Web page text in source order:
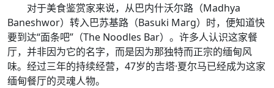
对于美食鉴赏家来说，从巴内什沃尔路（Madhya
Baneshwor）转入巴苏基路（Basuki Marg）时，便知道快
要到达“面条吧”（The Noodles Bar）。许多人认识这家餐
厅，并非因为它的名字，而是因为那独特而正宗的缅甸风
味。经过三年的持续经营，47岁的吉塔·夏尔马已经成为这家
缅甸餐厅的灵魂人物。